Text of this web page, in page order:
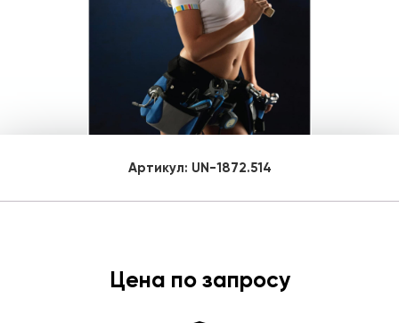
Артикул: UN-1872.514
Цена по запросу